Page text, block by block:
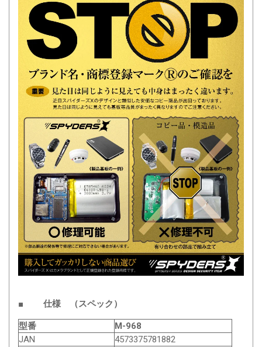
■ 仕様 （スペック）
型番
M-968
JAN
4573375781882